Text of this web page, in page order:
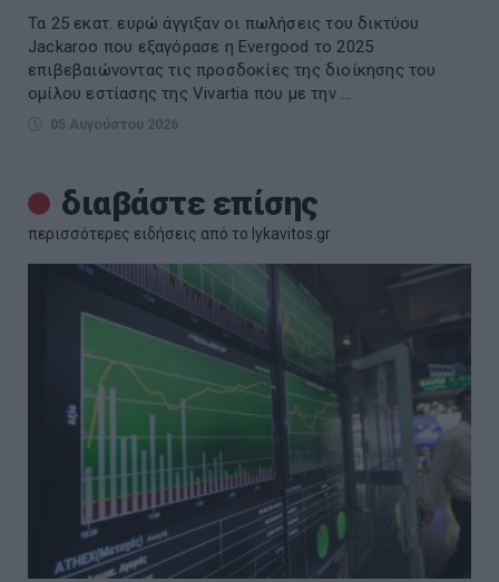
Τα 25 εκατ. ευρώ άγγιξαν οι πωλήσεις του δικτύου
Jackaroo που εξαγόρασε η Evergood το 2025
επιβεβαιώνοντας τις προσδοκίες της διοίκησης του
ομίλου εστίασης της Vivartia που με την ...
05 Αυγούστου 2026
διαβάστε επίσης
περισσότερες ειδήσεις από το lykavitos.gr